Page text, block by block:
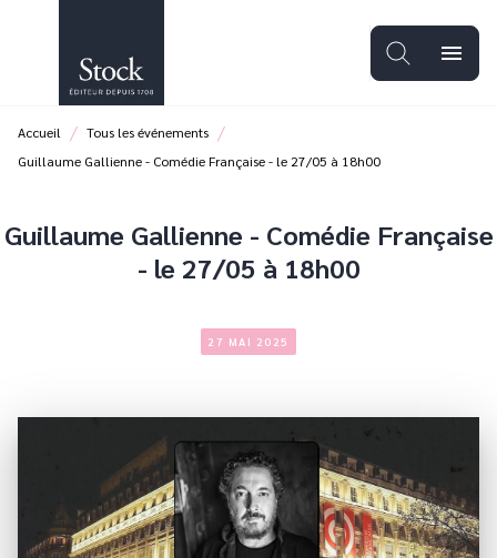
PIED DE PAGE
menu
Accueil / Tous les événements /
Guillaume Gallienne - Comédie Française - le 27/05 à 18h00
Guillaume Gallienne - Comédie Française
- le 27/05 à 18h00
27 MAI 2025